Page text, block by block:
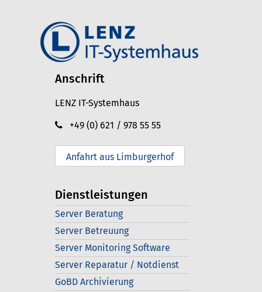
Anschrift
LENZ IT-Systemhaus
+49 (0) 621 / 978 55 55
Anfahrt aus Limburgerhof
Dienstleistungen
Server Beratung
Server Betreuung
Server Monitoring Software
Server Reparatur / Notdienst
GoBD Archivierung